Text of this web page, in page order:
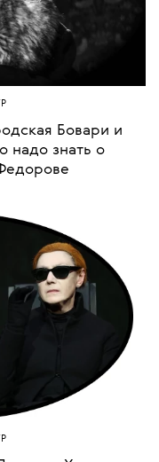
Бовари и
надо знать о